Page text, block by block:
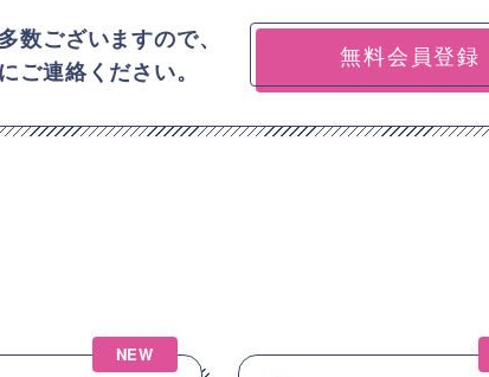
ございますので、
ご連絡ください。
無料会員登録
NEW